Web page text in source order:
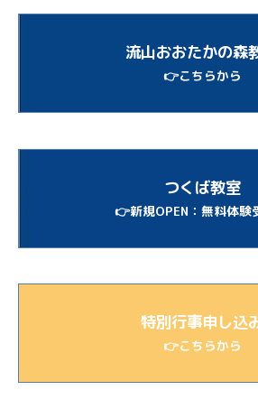
流山おおたかの森
👉こちらから
つくば教室
👉新規OPEN：無料体験
特別行事申し込
👉こちらから